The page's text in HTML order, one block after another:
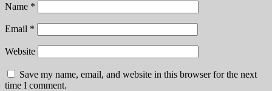
Name *
Email *
Website
Save my name, email, and website in this browser for the next
time I comment.